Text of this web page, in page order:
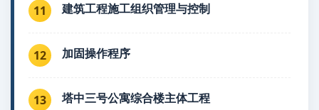
11 建筑工程施工组织管理与控制
12 加固操作程序
13 塔中三号公寓综合楼主体工程